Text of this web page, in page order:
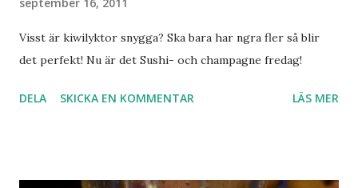
Visst är kiwilyktor snygga? Ska bara har ngra fler så blir
det perfekt! Nu är det Sushi- och champagne fredag!
DELA SKICKA EN KOMMENTAR LÄS MER